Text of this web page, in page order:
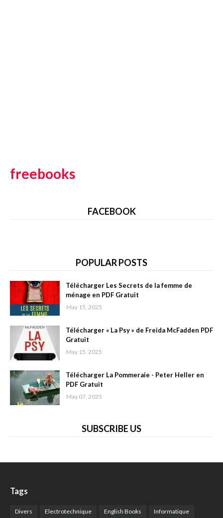
freebooks
FACEBOOK
POPULAR POSTS
Télécharger Les Secrets de la femme de
ménage en PDF Gratuit
May 15, 2025
Télécharger « La Psy » de Freida McFadden PDF
Gratuit
May 15, 2025
Télécharger La Pommeraie - Peter Heller en
PDF Gratuit
May 07, 2025
SUBSCRIBE US
Tags
Divers Electrotechnique English Books Informatique